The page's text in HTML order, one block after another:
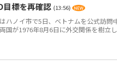
目標を再確認 (13:56)
ハノイ市で5日、ベトナムを公式訪問
国が1976年8月6日に外交関係を樹立